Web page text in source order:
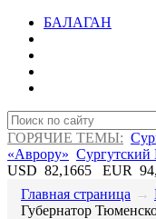
БАЛАГАН
ГОРЯЧИЕ ТЕМЫ:
«Аврору»
USD 82,1665 EUR
Главная страница →
​Губернатор